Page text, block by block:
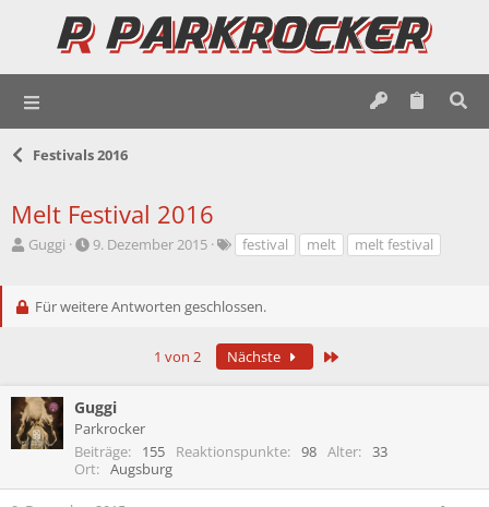
Festivals 2016
Melt Festival 2016
E
t
e
r
Guggi
E
t
m
9. Dezember 2015
S
c
l
g
w
festival melt melt festival
Für weitere Antworten geschlossen.
1 von 2 Nächste
Guggi
Parkrocker
Beiträge
155 Reaktionspunkte 98 Alter
33
Ort
Augsburg